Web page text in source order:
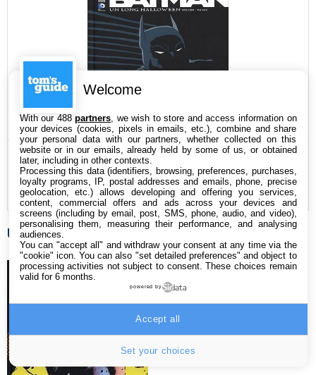
Batman : Un Long Halloween
35€ > Amazon
Un Deuil dans la Famille
Welcome
With our 488partners , we wish to store and access information on
your devices (cookies, pixels in emails, etc.), combine and share
your personal data with our partners, whether collected on this
website or in our emails, already held by some of us, or obtained
later, including in other contexts.
Processing this data (identifiers, browsing, preferences, purchases,
loyalty programs, IP, postal addresses and emails, phone, precise
geolocation, etc.) allows developing and offering you services,
content, commercial offers and ads across your devices and
screens (including by email, post, SMS, phone, audio, and video),
personalising them, measuring their performance, and analysing
audiences.
You can "accept all" and withdraw your consent at any time via the
"cookie" icon. You can also "set detailed preferences" and object to
processing activities not subject to consent. These choices remain
valid for 6 months.
powered by
Set your choices
Accept all